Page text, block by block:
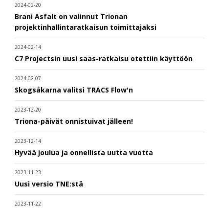
2024-02-20
Brani Asfalt on valinnut Trionan
projektinhallintaratkaisun toimittajaksi
2024-02-14
C7 Projectsin uusi saas-ratkaisu otettiin käyttöön
2024-02-07
Skogsåkarna valitsi TRACS Flow'n
2023-12-20
Triona-päivät onnistuivat jälleen!
2023-12-14
Hyvää joulua ja onnellista uutta vuotta
2023-11-23
Uusi versio TNE:stä
2023-11-22